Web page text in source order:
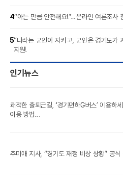
4“아는 만큼 안전해요!”…온라인 여론조사
5“나라는 군인이 지키고, 군인은 경기도가
지원!
인기뉴스
쾌적한 출퇴근길, ‘경기편하G버스’ 이용하
이용 방법...
추미애 지사, “경기도 재정 비상 상황” 공식